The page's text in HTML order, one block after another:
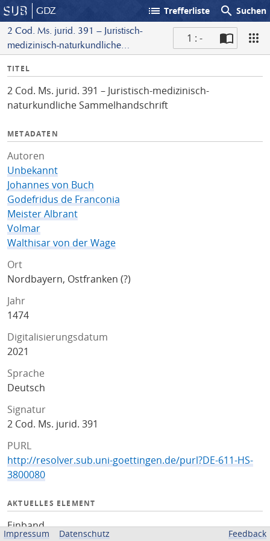
GDZ list Trefferliste search Suchen
2 Cod. Ms. jurid. 391 – Juristisch-
medizinisch-naturkundliche
1 : -
I
f
o
TITEL
2 Cod. Ms. jurid. 391 – Juristisch-medizinisch-
naturkundliche Sammelhandschrift
METADATEN
Autoren
Unbekannt
Johannes von Buch
Godefridus de Franconia
Meister Albrant
Volmar
Walthisar von der Wage
Ort
Nordbayern, Ostfranken (?)
Jahr
1474
Digitalisierungsdatum
2021
Sprache
Deutsch
Signatur
2 Cod. Ms. jurid. 391
PURL
http://resolver.sub.uni-goettingen.de/purl?DE-611-HS-
3800080
AKTUELLES ELEMENT
Einband
Impressum Datenschutz Feedback